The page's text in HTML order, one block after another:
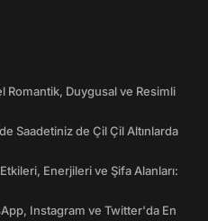
Romantik, Duygusal ve Resimli
Saadetiniz de Çil Çil Altınlarda
Enerjileri ve Şifa Alanları:
Instagram ve Twitter'da En